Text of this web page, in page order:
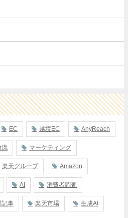
EC 越境EC AnyReach
流 マーケティング
楽天グループ Amazon
AI 消費者調査
記事 楽天市場 生成AI